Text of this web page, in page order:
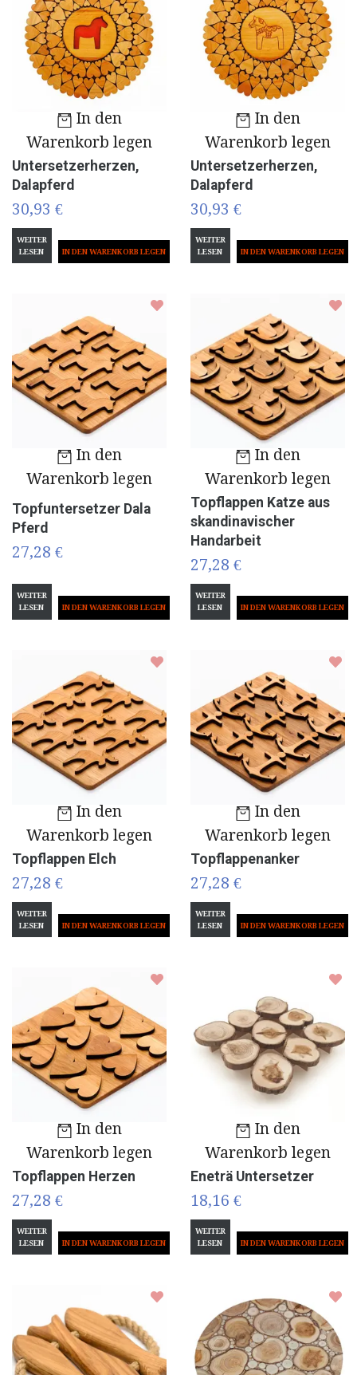
In den
Warenkorb legen
Untersetzerherzen,
Dalapferd
30,93 €
WEITER
LESEN
In den
Warenkorb legen
Untersetzerherzen,
Dalapferd
30,93 €
WEITER
LESEN
In den
Warenkorb legen
Topfuntersetzer Dala
Pferd
27,28 €
WEITER
LESEN
In den
Warenkorb legen
Topflappen Katze aus
skandinavischer
Handarbeit
27,28 €
WEITER
LESEN
In den
Warenkorb legen
Topflappen Elch
27,28 €
WEITER
LESEN
In den
Warenkorb legen
Topflappenanker
27,28 €
WEITER
LESEN
In den
Warenkorb legen
Topflappen Herzen
27,28 €
WEITER
LESEN
In den
Warenkorb legen
Eneträ Untersetzer
18,16 €
WEITER
LESEN